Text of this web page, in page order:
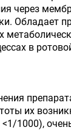
через
в
их
1000),